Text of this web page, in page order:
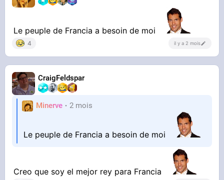
Le peuple de Francia a besoin de moi
4 il y a 2 mois
CraigFeldspar
Minerve 2 mois
Le peuple de Francia a besoin de moi
Creo que soy el mejor rey para Francia